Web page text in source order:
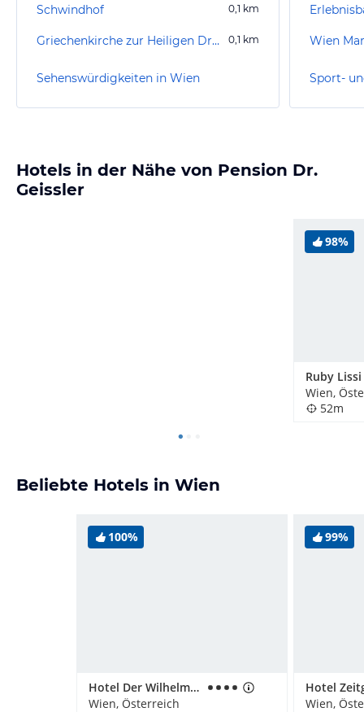
Schwindhof 0,1 km
Griechenkirche zur Heiligen Dreifaltigkeit 0,1 km
Sehenswürdigkeiten in Wien
Wien
Sport-
Hotels in der Nähe von Pension Dr.
Geissler
98%
Wien,
52m
Beliebte Hotels in Wien
100%
Hotel Der Wilhelmshof
Wien, Österreich
99%
Wien,